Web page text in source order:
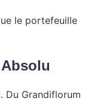
le portefeuille
Du Grandiflorum